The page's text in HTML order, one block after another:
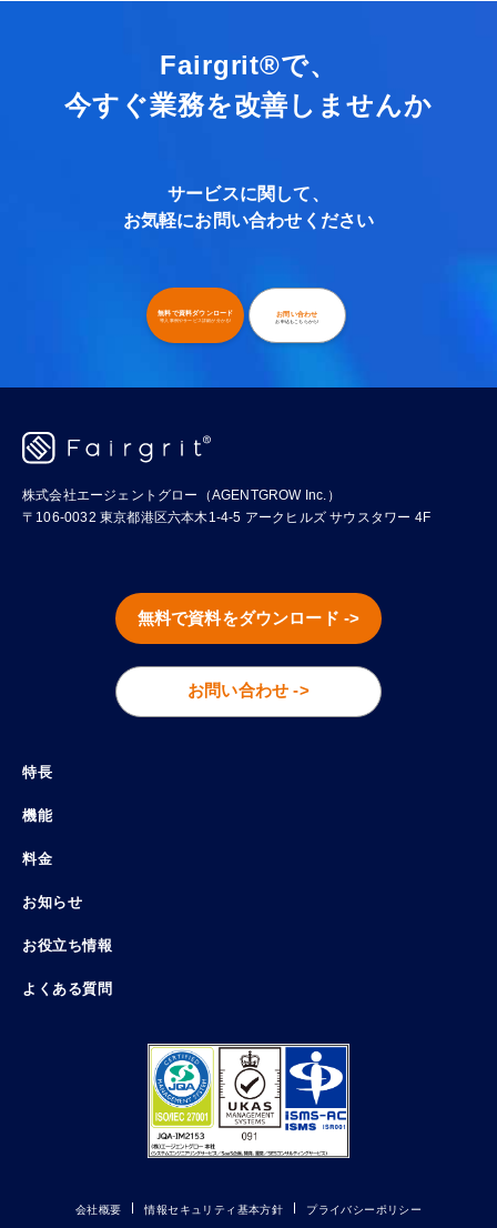
Fairgrit®で、
今すぐ業務を改善しませんか
サービスに関して、
お気軽にお問い合わせください
無料で資料ダウンロード
導入事例やサービス詳細が分かる!
お問い合わせ
お申込もこちらから!
株式会社エージェントグロー（AGENTGROW Inc.）
〒106-0032 東京都港区六本木1-4-5 アークヒルズ サウスタワー 4F
無料で資料をダウンロード ->
お問い合わせ ->
特長
機能
料金
お知らせ
お役立ち情報
よくある質問
会社概要 情報セキュリティ基本方針 プライバシーポリシー